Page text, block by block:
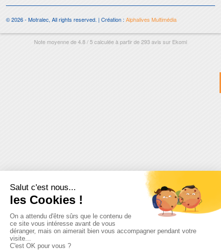
© 2026 - Motralec, All rights reserved. | Création :Alphalives Multimédia
Note moyenne de4.8/5calculée à partir de293avis sur Ekomi